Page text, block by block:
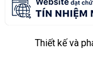
Thiết kế và